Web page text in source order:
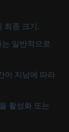
최종 크기.
일반적으로
이 지남에 따라
활성화 또는